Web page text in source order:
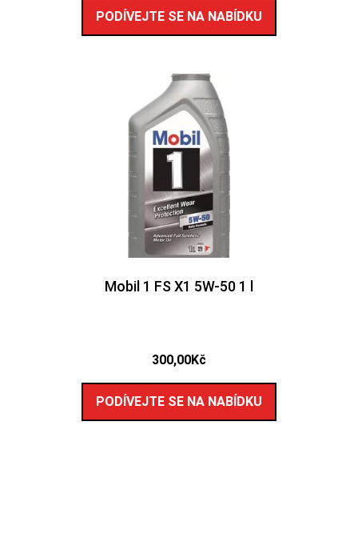
PODÍVEJTE SE NA NABÍDKU
Mobil 1 FS X1 5W-50 1 l
300,00Kč
PODÍVEJTE SE NA NABÍDKU